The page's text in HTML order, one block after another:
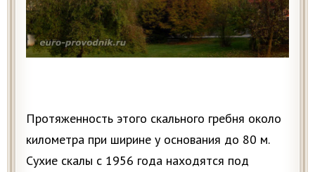
Протяженность этого скального гребня около
километра при ширине у основания до 80 м.
Сухие скалы с 1956 года находятся под